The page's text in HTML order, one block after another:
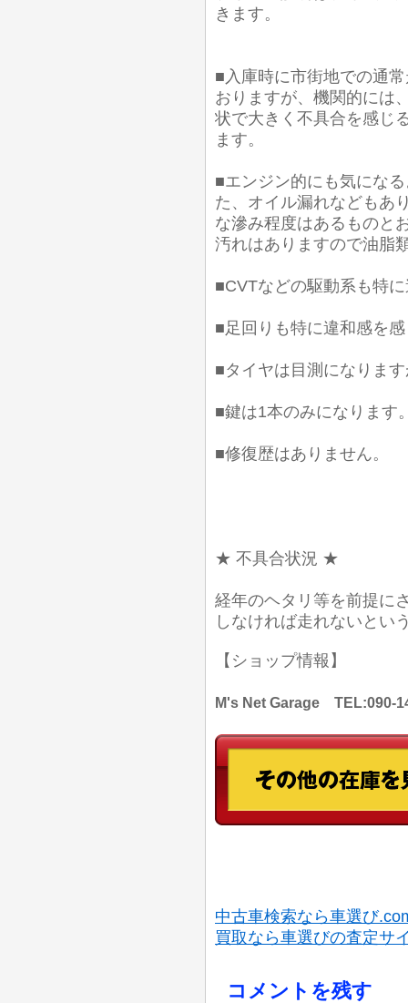
きます。
■入庫時に市街地での通
おりますが、機関的には
状で大きく不具合を感じ
ます。
■エンジン的にも気にな
た、オイル漏れなどもあ
な滲み程度はあるものと
汚れはありますので油脂
■CVTなどの駆動系も特
■足回りも特に違和感を
■タイヤは目測になりま
■鍵は1本のみになります
■修復歴はありません。
★ 不具合状況 ★
経年のヘタリ等を前提に
しなければ走れないとい
【ショップ情報】
M's Net Garage TEL:090-
中古車検索なら車選び
買取なら車選びの査定サ
コメントを残す